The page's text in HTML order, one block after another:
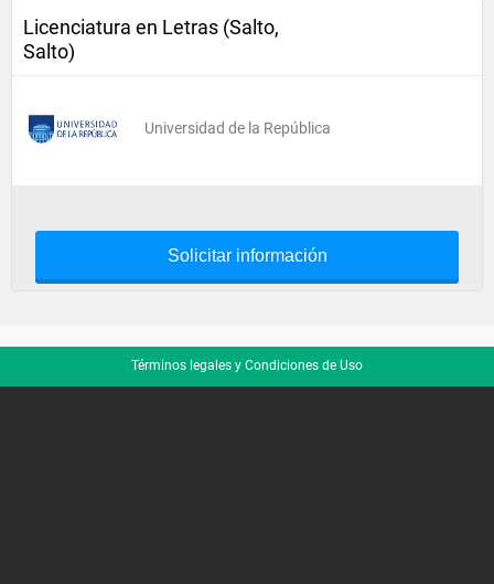
Licenciatura en Letras (Salto,
Salto)
Universidad de la República
Solicitar información
Términos legales y Condiciones de Uso